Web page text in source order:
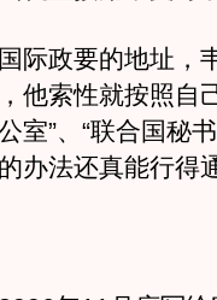
政要的地址，
他索性就按照自
室”、“联合国秘
办法还真能行得